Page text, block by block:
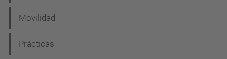
Movilidad
Prácticas